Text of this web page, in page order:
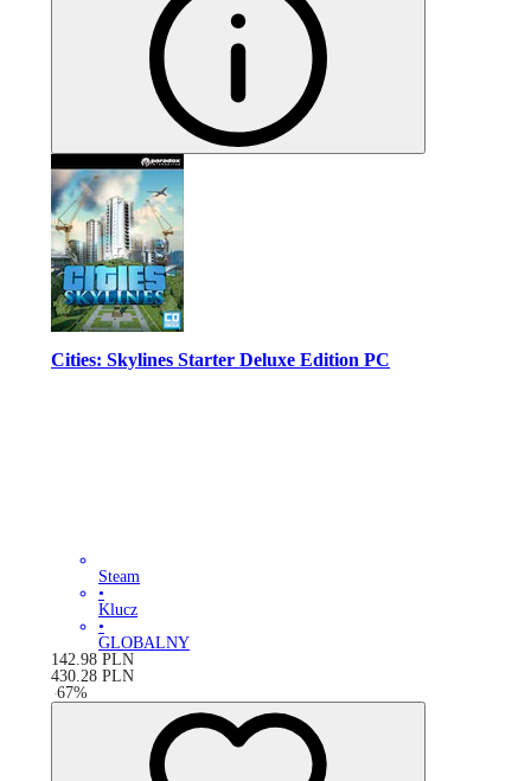
Cities: Skylines Starter Deluxe Edition PC
Steam
•
Klucz
•
GLOBALNY
142.98 PLN
430.28 PLN
-67%